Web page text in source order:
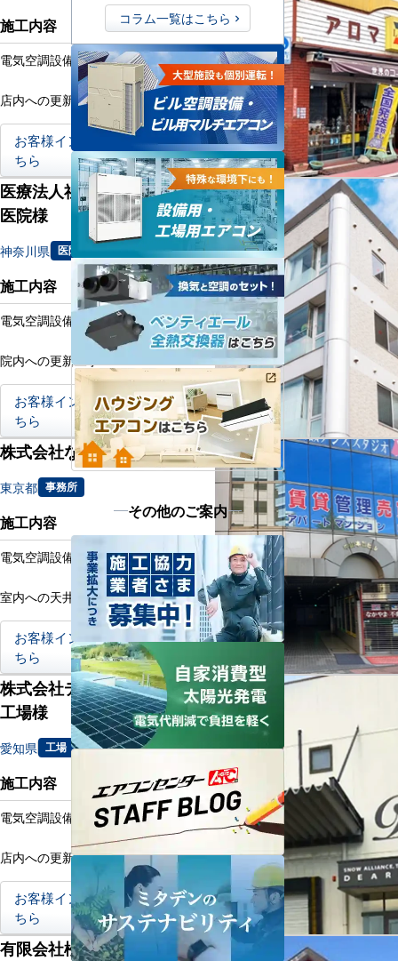
施工内容
電気空調設備更新工事
店内への更新工事
お客様インタビューはこ
ちら
医療法人社団洋光会いずみ
医院様
神奈川県 医院
施工内容
電気空調設備更新工事
院内への更新工事
お客様インタビューはこ
ちら
株式会社なかやま不動産様
東京都 事務所
施工内容
電気空調設備更新工事
室内への天井カセット形更新工事
お客様インタビューはこ
ちら
株式会社ディアハート天白
工場様
愛知県 工場
施工内容
電気空調設備更新工事
店内への更新工事
お客様インタビューはこ
ちら
有限会社松良様
コラム一覧はこちら
その他のご案内